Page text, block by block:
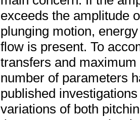
exceeds the amplitude
plunging motion,
flow is present. To
transfers and
number of parameters
published
variations of both